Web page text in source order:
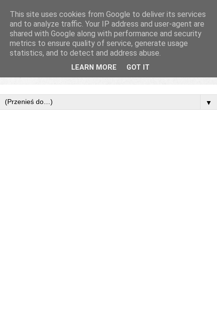
▼
This site uses cookies from Google to deliver its services
and to analyze traffic. Your IP address and user-agent are
shared with Google along with performance and security
metrics to ensure quality of service, generate usage
statistics, and to detect and address abuse.
LEARN MORE GOT IT